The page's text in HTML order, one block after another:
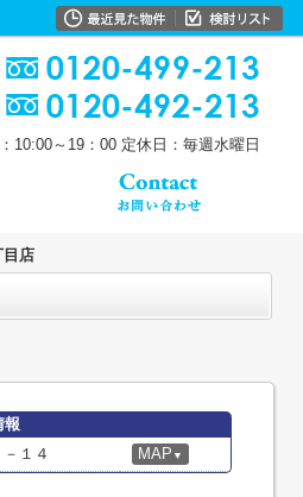
10:00～19：00 定休日：毎週水曜日
目店
報
１４ MAP ▼